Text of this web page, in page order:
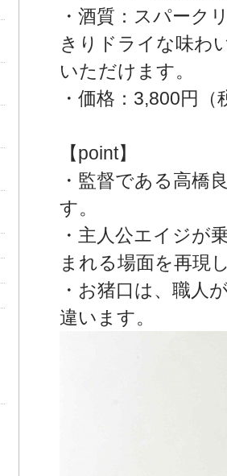
・酒質：スパーク
きりドライな味わ
いただけます。
・価格：3,800円（
【point】
・監督である高橋
す。
・主人公エイジが
まれる場面を再現
・お猪口は、職人
違います。